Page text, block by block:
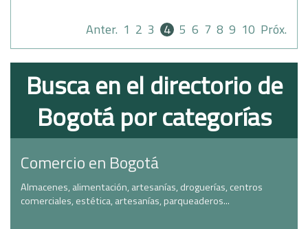
Anter. 1 2 3 4 5 6 7 8 9 10 Próx.
Busca en el directorio de
Bogotá por categorías
Comercio en Bogotá
Almacenes, alimentación, artesanías, droguerías, centros
comerciales, estética, artesanías, parqueaderos...